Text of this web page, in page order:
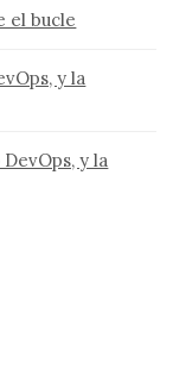
el bucle
y la
y la